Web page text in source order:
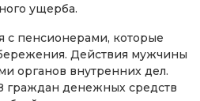
ущерба.
с пенсионерами, которые
Действия мужчины
органов внутренних дел.
граждан денежных средств